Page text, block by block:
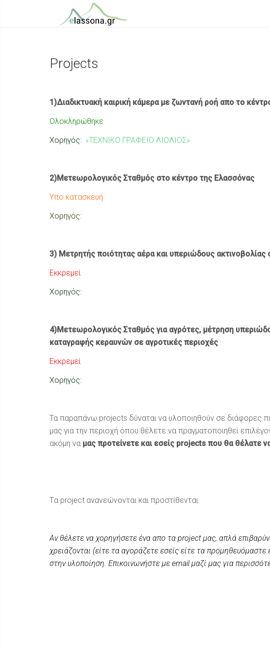
Projects
1)Διαδικτυακή καιρική κάμερα με ζωντανή ροή απο το
Ολοκληρώθηκε
Χορηγός: «ΤΕΧΝΙΚΟ ΓΡΑΦΕΙΟ ΛΙΟΛΙΟΣ»
2)Μετεωρολογικός Σταθμός στο κέντρο της Ελασσόνας
Υπο κατασκευή
Χορηγός:
3) Μετρητής ποιότητας αέρα και υπεριώδους
Εκκρεμεί
Χορηγός:
4)Mετεωρολογικός Σταθμός για αγρότες, μέτρηση
καταγραφής κεραυνών σε αγροτικές περιοχές
Εκκρεμεί
Χορηγός:
Τα παραπάνω projects δύναται να υλοποιηθούν σε διάφορες
μας για την περιοχή όπου θέλετε να πραγματοποιηθεί
ακόμη ναμας προτείνετε και εσείς projects που θα θέλατε
Tα project ανανεώνονται και προστίθενται.
Αν θέλετε να χορηγήσετε ένα απο τα project μας, απλά
χρειάζονται (είτε τα αγοράζετε εσείς είτε τα
στην υλοποίηση. Επικοινωνήστε με email μαζί μας για